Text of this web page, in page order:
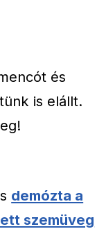
és
is elállt.
demózta a
szemüveg